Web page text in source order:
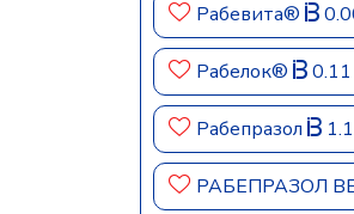
Рабевита®
Рабелок® 0.11
Рабепразол
РАБЕПРАЗОЛ